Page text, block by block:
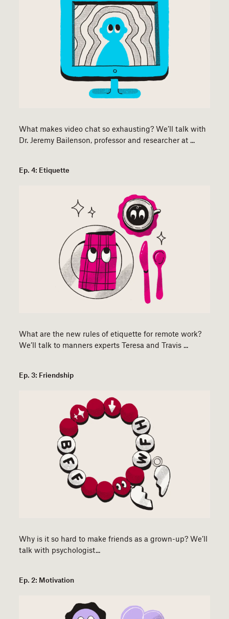
What makes video chat so exhausting? We’ll talk with
Dr. Jeremy Bailenson, professor and researcher at ...
Ep. 4: Etiquette
​​What are the new rules of etiquette for remote work?
We’ll talk to manners experts Teresa and Travis ...
Ep. 3: Friendship
Why is it so hard to make friends as a grown-up? We’ll
talk with psychologist...
Ep. 2: Motivation